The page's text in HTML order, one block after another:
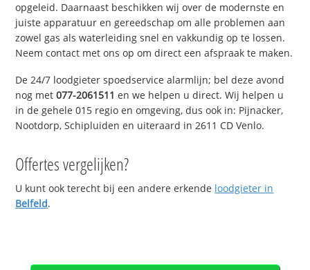
opgeleid. Daarnaast beschikken wij over de modernste en
juiste apparatuur en gereedschap om alle problemen aan
zowel gas als waterleiding snel en vakkundig op te lossen.
Neem contact met ons op om direct een afspraak te maken.
De 24/7 loodgieter spoedservice alarmlijn; bel deze avond
nog met077-2061511 en we helpen u direct. Wij helpen u
in de gehele 015 regio en omgeving, dus ook in: Pijnacker,
Nootdorp, Schipluiden en uiteraard in 2611 CD Venlo.
Offertes vergelijken?
U kunt ook terecht bij een andere erkende loodgieter in
Belfeld.